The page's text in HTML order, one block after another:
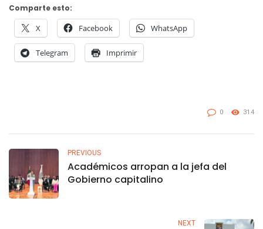
Comparte esto:
X Facebook WhatsApp
Telegram Imprimir
0 314
PREVIOUS
Académicos arropan a la jefa del
Gobierno capitalino
NEXT